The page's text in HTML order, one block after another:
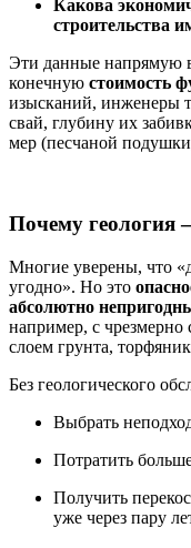
Какова
строительства
Эти данные напрямую
конечную стоимость
изысканий, инженеры
свай, глубину их
мер (песчаной
Почему геология
Многие уверены, что
угодно». Но это
абсолютно
например, с
слоем грунта,
Без геологического
Выбрать
Потратить
Получить
уже через пару